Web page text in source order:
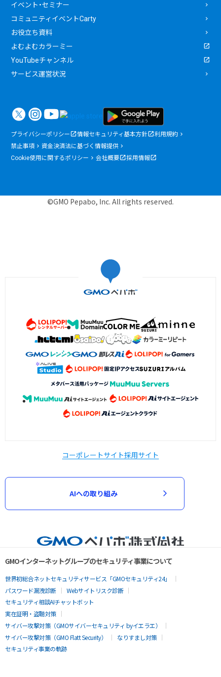
イベント・セミナー
コミュニティイベントCarty
お役立ち資料
よむよむカラーミー
YouTubeチャンネル
サービス運営状況
プライバシーポリシー 情報セキュリティ基本方針
利用規約
禁止事項
資金決済法に基づく情報提供
Cookie使用に関するポリシー
会社概要 採用情報
©GMO Pepabo, Inc. All rights reserved.
コーポレートサイト採用サイト
AIへの取り組み
GMOインターネットグループのセキュリティ事業について
世界初総合ネットセキュリティサービス「GMOセキュリティ24」
パスワード漏洩診断
Webサイトリスク診断
セキュリティ相談AIチャットボット
実在証明・盗聴対策
サイバー攻撃対策（GMOサイバーセキュリティ byイエラエ）
サイバー攻撃対策（GMO Flatt Security）
なりすまし対策
セキュリティ事業の軌跡